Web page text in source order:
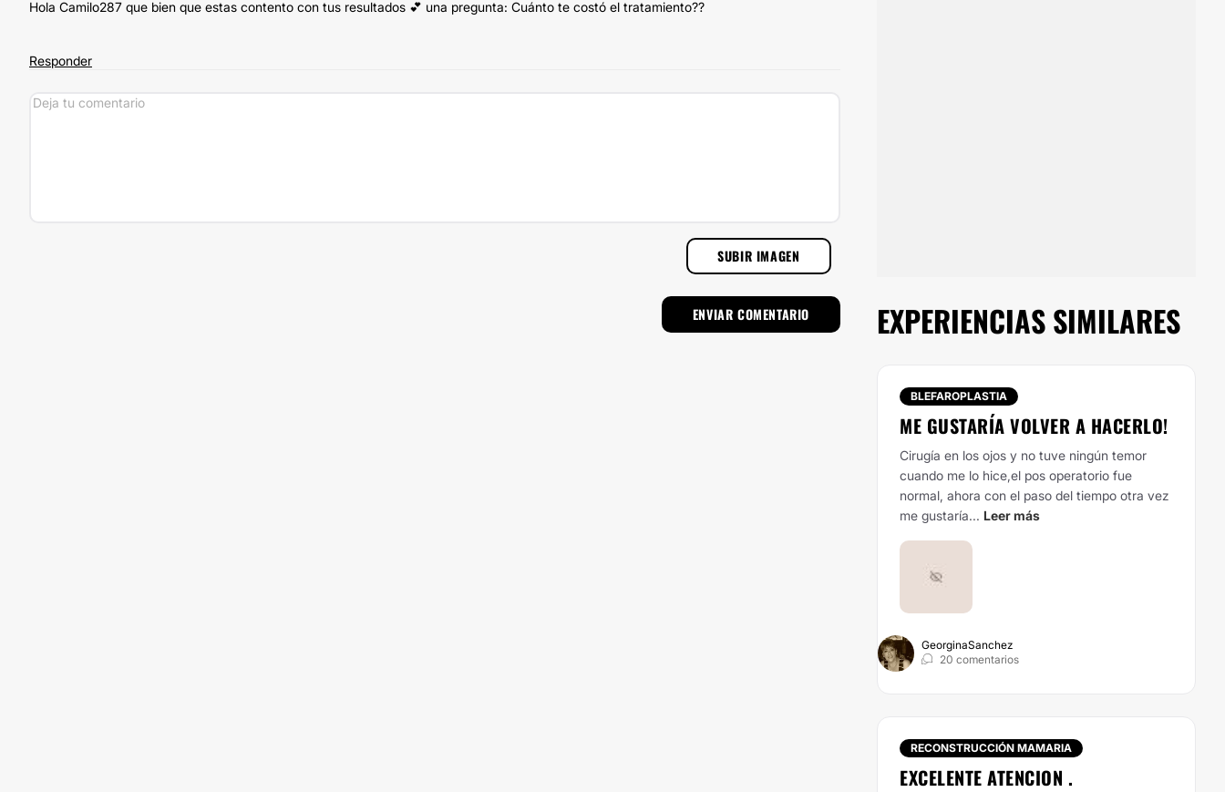
Hola Camilo287 que bien que estas contento con tus resultados 💕 una pregunta: Cuánto te costó el tratamiento??
Responder
SUBIR IMAGEN
EXPERIENCIAS SIMILARES
BLEFAROPLASTIA
ME GUSTARÍA VOLVER A HACERLO!
Cirugía en los ojos y no tuve ningún temor
cuando me lo hice,el pos operatorio fue
normal, ahora con el paso del tiempo otra vez
me gustaría... Leer más
GeorginaSanchez
20 comentarios
RECONSTRUCCIÓN MAMARIA
EXCELENTE ATENCION .